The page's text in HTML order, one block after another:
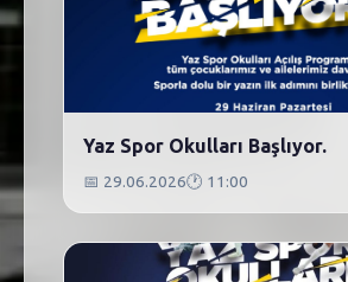
Yaz Spor Okulları Başlıyor.
📅 29.06.2026🕐 11:00